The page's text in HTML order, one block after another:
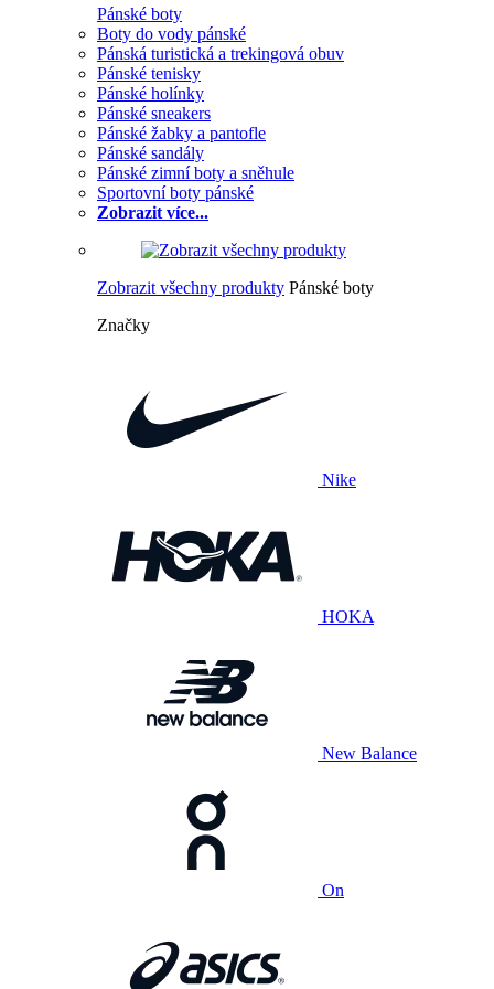
Pánské boty
Boty do vody pánské
Pánská turistická a trekingová obuv
Pánské tenisky
Pánské holínky
Pánské sneakers
Pánské žabky a pantofle
Pánské sandály
Pánské zimní boty a sněhule
Sportovní boty pánské
Zobrazit více...
Zobrazit všechny produkty Pánské boty
Značky
Nike
HOKA
New Balance
On